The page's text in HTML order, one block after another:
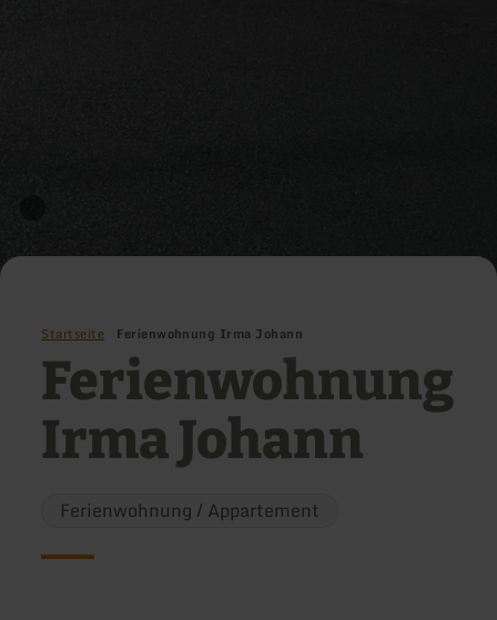
Startseite Ferienwohnung Irma Johann
Ferienwohnung
Irma Johann
Ferienwohnung / Appartement